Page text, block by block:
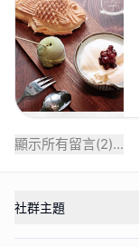
顯示所有留言(2)...
社群主題